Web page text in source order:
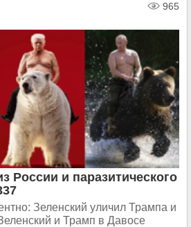
965
России и паразитического
Зеленский уличил Трампа и
и Трамп в Давосе